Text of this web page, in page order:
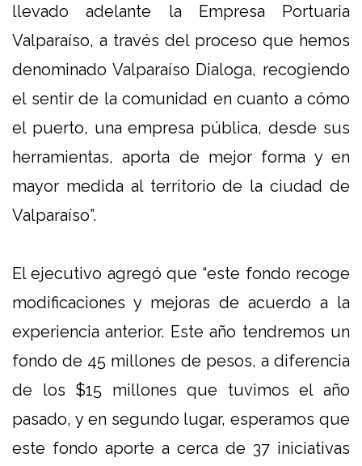
llevado adelante la Empresa Portuaria
Valparaíso, a través del proceso que hemos
denominado Valparaíso Dialoga, recogiendo
el sentir de la comunidad en cuanto a cómo
el puerto, una empresa pública, desde sus
herramientas, aporta de mejor forma y en
mayor medida al territorio de la ciudad de
Valparaíso”.
El ejecutivo agregó que “este fondo recoge
modificaciones y mejoras de acuerdo a la
experiencia anterior. Este año tendremos un
fondo de 45 millones de pesos, a diferencia
de los $15 millones que tuvimos el año
pasado, y en segundo lugar, esperamos que
este fondo aporte a cerca de 37 iniciativas